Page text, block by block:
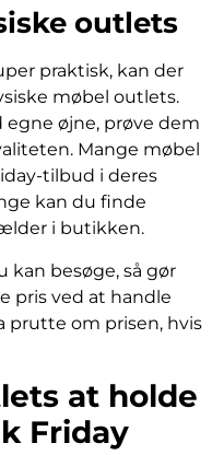
outlets
praktisk, kan der
møbel outlets.
øjne, prøve dem
Mange møbel
tilbud i deres
kan du finde
i butikken.
kan besøge, så gør
pris ved at handle
prutte om prisen, hvis
at holde
Friday